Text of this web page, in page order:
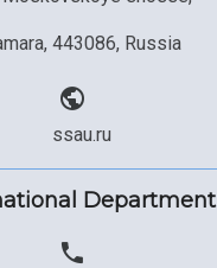
443086, Russia
ssau.ru
Department